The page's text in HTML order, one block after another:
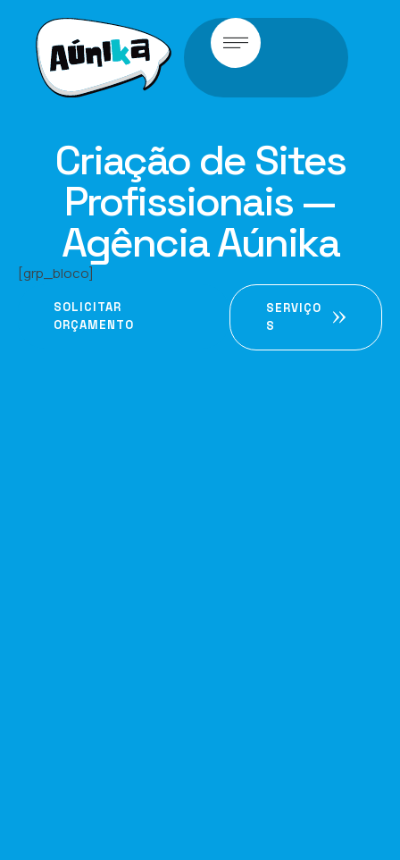
Criação de Sites
Profissionais —
Agência Aúnika
[grp_bloco]
SOLICITAR
ORÇAMENTO
SERVIÇO
S